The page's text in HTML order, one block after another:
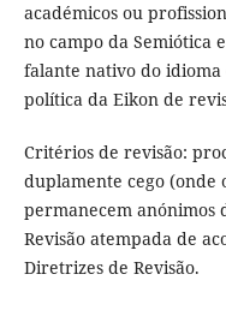
académicos ou
no campo da Semiótica
falante nativo do
política da Eikon de
Critérios de revisão:
duplamente cego (onde
permanecem anónimos
Revisão atempada de
Diretrizes de Revisão.